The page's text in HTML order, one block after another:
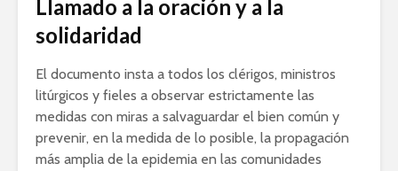
Llamado a la oración y a la
solidaridad
El documento insta a todos los clérigos, ministros
litúrgicos y fieles a observar estrictamente las
medidas con miras a salvaguardar el bien común y
prevenir, en la medida de lo posible, la propagación
más amplia de la epidemia en las comunidades